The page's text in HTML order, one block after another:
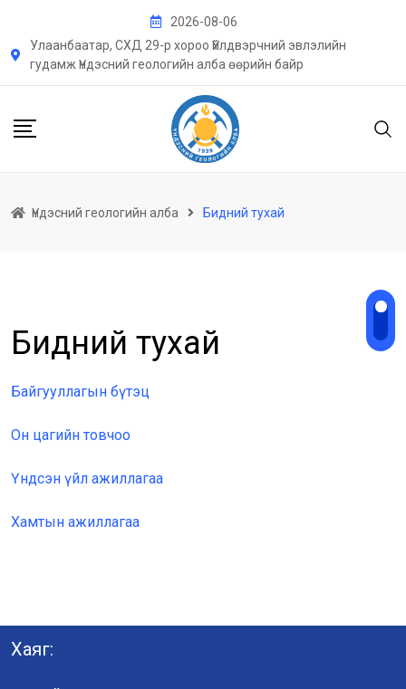
content
2026-08-06
Улаанбаатар, СХД 29-р хороо Үйлдвэрчний эвлэлийн
гудамж Үндэсний геологийн алба өөрийн байр
Үндэсний геологийн алба Бидний тухай
Бидний тухай
Байгууллагын бүтэц
Он цагийн товчоо
Үндсэн үйл ажиллагаа
Хамтын ажиллагаа
Хаяг: